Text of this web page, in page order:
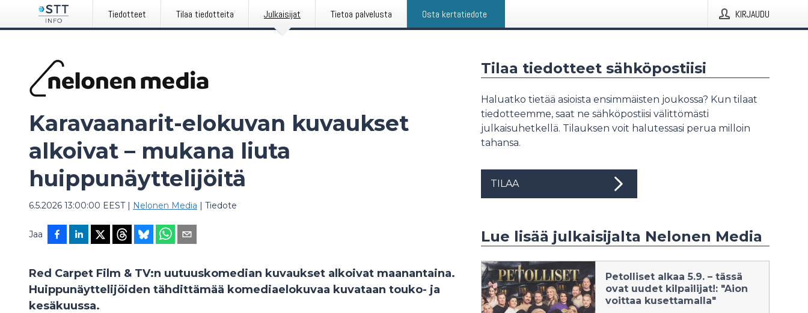
Tiedotteet Tilaa tiedotteita Julkaisijat Tietoa palvelusta Osta kertatiedote KIRJAUDU
Karavaanarit-elokuvan kuvaukset
alkoivat – mukana liuta
huippunäyttelijöitä
6.5.2026 13:00:00 EEST| Nelonen Media | Tiedote
Jaa
Red Carpet Film & TV:n uutuuskomedian kuvaukset alkoivat maanantaina.
Huippunäyttelijöiden tähdittämää komediaelokuvaa kuvataan touko- ja
kesäkuussa.
Tilaa tiedotteet sähköpostiisi
Haluatko tietää asioista ensimmäisten joukossa? Kun tilaat
tiedotteemme, saat ne sähköpostiisi välittömästi
julkaisuhetkellä. Tilauksen voit halutessasi perua milloin
tahansa.
TILAA
Lue lisää julkaisijalta Nelonen Media
Petolliset alkaa 5.9. – tässä
ovat uudet kilpailijat!: "Aion
voittaa kusettamalla"